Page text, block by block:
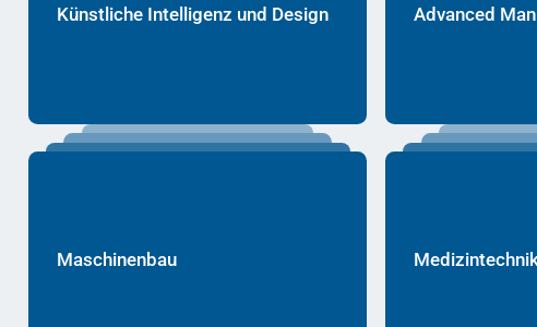
Künstliche Intelligenz und Design Advanced
Maschinenbau